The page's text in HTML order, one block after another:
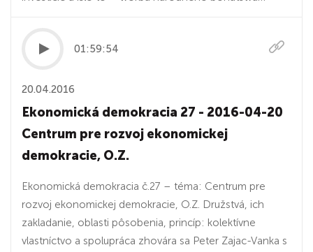
01:59:54
20.04.2016
Ekonomická demokracia 27 - 2016-04-20
Centrum pre rozvoj ekonomickej
demokracie, O.Z.
Ekonomická demokracia č.27 – téma: Centrum pre
rozvoj ekonomickej demokracie, O.Z. Družstvá, ich
zakladanie, oblasti pôsobenia, princíp: kolektívne
vlastníctvo a spolupráca zhovára sa Peter Zajac-Vanka s